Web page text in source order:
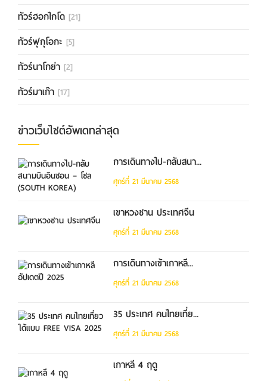
ทัวร์ฮอกไกโด [21]
ทัวร์ฟุกุโอกะ [5]
ทัวร์นาโกย่า [2]
ทัวร์มาเก๊า [17]
ข่าวเว็บไซต์อัพเดทล่าสุด
การเดินทางไป-กลับสนา...
ศุกร์ที่ 21 มีนาคม 2568
เขาหวงซาน ประเทศจีน
ศุกร์ที่ 21 มีนาคม 2568
การเดินทางเข้าเกาหลี...
ศุกร์ที่ 21 มีนาคม 2568
35 ประเทศ คนไทยเที่ย...
ศุกร์ที่ 21 มีนาคม 2568
เกาหลี 4 ฤดู